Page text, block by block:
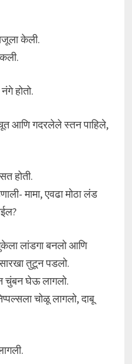
केली.
होतो.
चूत आणि गदरलेले स्तन पाहिले,
होती.
मामा, एवढा मोठा लंड
लांडगा बनलो आणि
तुटून पडलो.
चुंबन घेऊ लागलो.
चोळू लागलो, दाबू